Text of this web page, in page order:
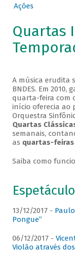
Ações
Quartas
A música erudita
BNDES. Em
quarta-feira com
início oferecia ao
Orquestra
Quartas
semanais,
as quartas-feiras
Saiba como
13/12/2017 -
Pongue”
06/12/2017 -
Violão através